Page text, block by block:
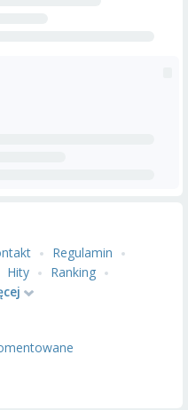
Regulamin
Hity
Ranking